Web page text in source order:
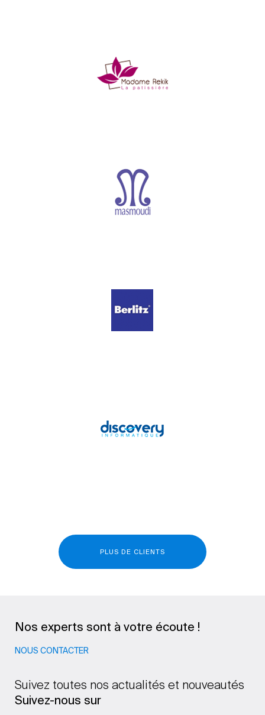
PLUS DE CLIENTS
Nos experts sont à votre écoute !
NOUS CONTACTER
Suivez toutes nos actualités et nouveautés
Suivez-nous sur